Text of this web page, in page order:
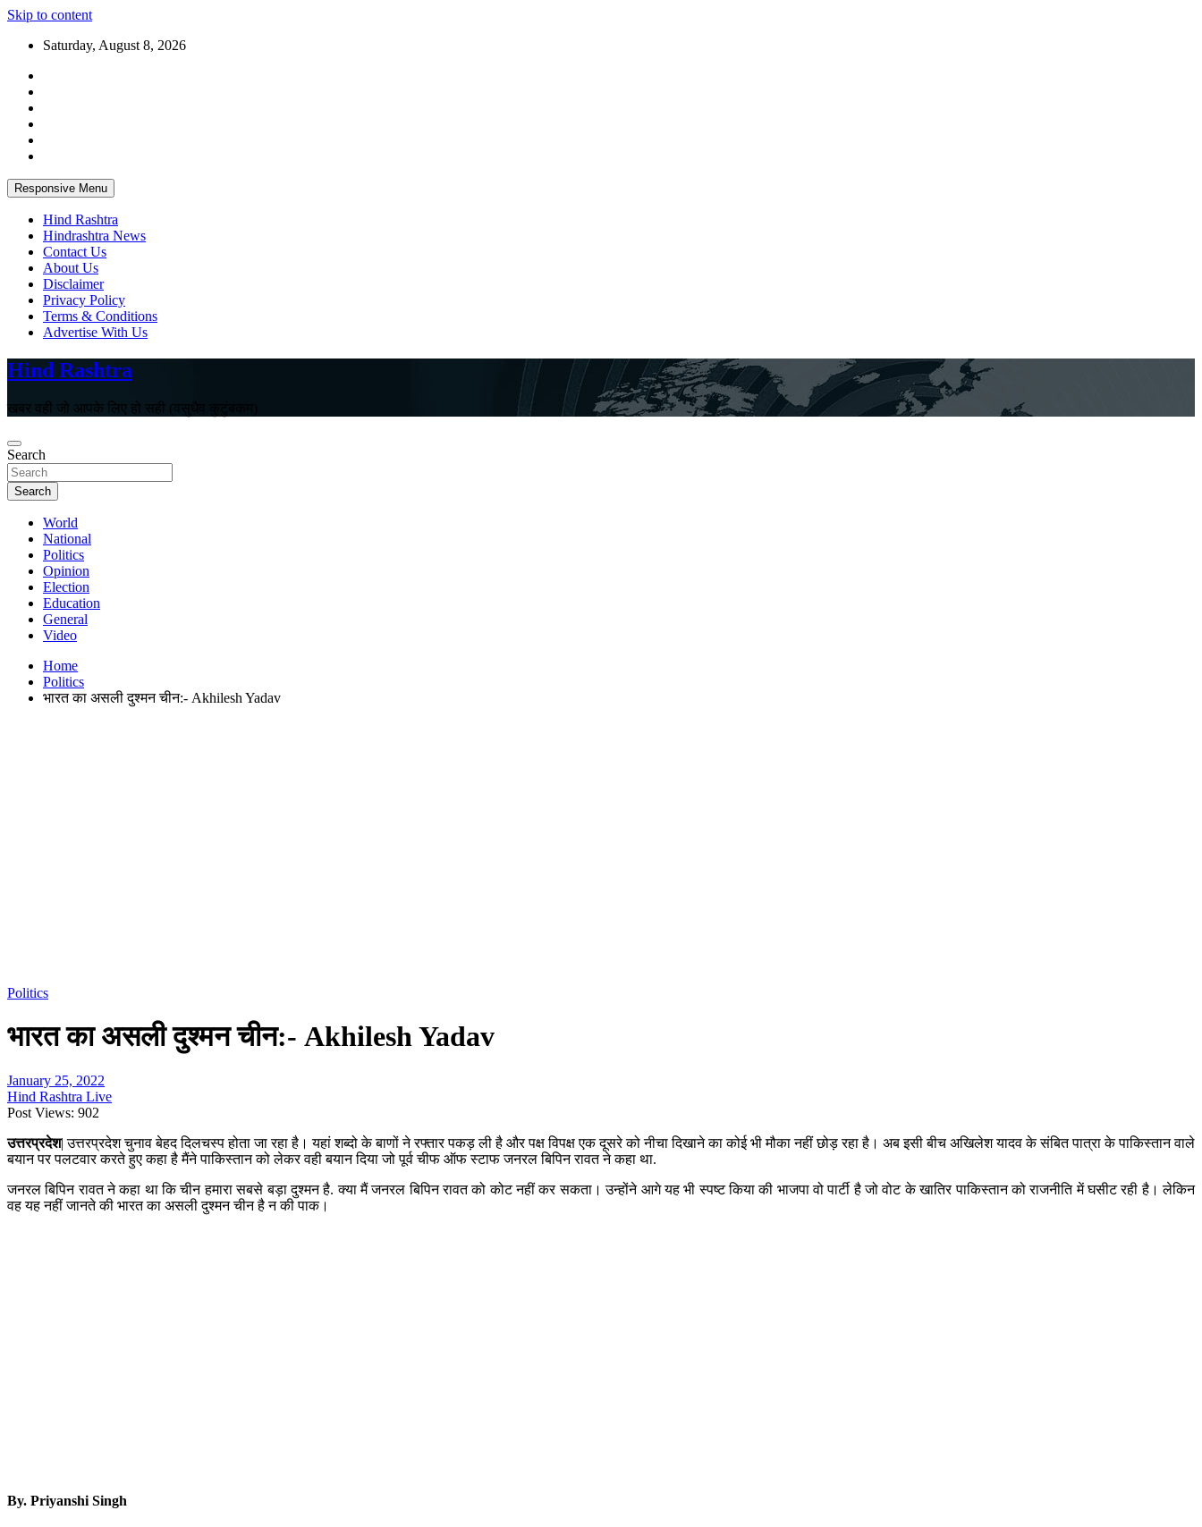
Skip to content
Saturday, August 8, 2026
Responsive Menu
Hind Rashtra
Hindrashtra News
Contact Us
About Us
Disclaimer
Privacy Policy
Terms & Conditions
Advertise With Us
Hind Rashtra
खबर वही जो आपके लिए हो सही (वसुधैव कुटुंबकम)
Search
Search
World
National
Politics
Opinion
Election
Education
General
Video
Home
Politics
भारत का असली दुश्मन चीन:- Akhilesh Yadav
Politics
भारत का असली दुश्मन चीन:- Akhilesh Yadav
January 25, 2022
Hind Rashtra Live
Post Views: 902
उत्तरप्रदेश| उत्तरप्रदेश चुनाव बेहद दिलचस्प होता जा रहा है। यहां शब्दो के बाणों ने रफ्तार पकड़ ली है और पक्ष विपक्ष एक दूसरे को नीचा दिखाने का कोई भी मौका नहीं छोड़ रहा है। अब इसी बीच अखिलेश यादव के संबित पात्रा के पाकिस्तान वाले
बयान पर पलटवार करते हुए कहा है मैंने पाकिस्तान को लेकर वही बयान दिया जो पूर्व चीफ ऑफ स्टाफ जनरल बिपिन रावत ने कहा था.
जनरल बिपिन रावत ने कहा था कि चीन हमारा सबसे बड़ा दुश्मन है. क्या मैं जनरल बिपिन रावत को कोट नहीं कर सकता। उन्होंने आगे यह भी स्पष्ट किया की भाजपा वो पार्टी है जो वोट के खातिर पाकिस्तान को राजनीति में घसीट रही है। लेकिन
वह यह नहीं जानते की भारत का असली दुश्मन चीन है न की पाक।
By. Priyanshi Singh